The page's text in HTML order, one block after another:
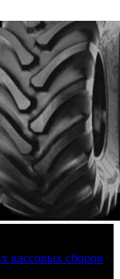
кассовых сборов